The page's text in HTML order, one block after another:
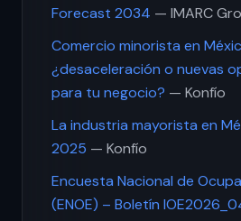
Forecast 2034 — IMARC
Comercio minorista en
¿desaceleración o nuevas
para tu negocio? — Konfío
La industria mayorista en
2025 — Konfío
Encuesta Nacional de
(ENOE) – Boletín